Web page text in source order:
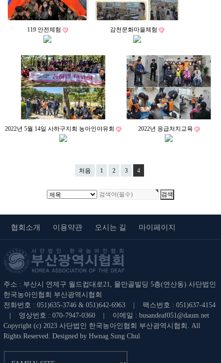
119 안전체험 감천문화마을체험
2022년 5월 14일 사하구지회 농아인야유회 2022년 응급처치교육
처음 1 2 3 4
협회소개 이용약관 오시는 길 마이페이지
주소 : 부산시 연제구 월드컵대로21, 물만골빌딩 5층(연산동) 사단법인
한국농아인협회 부산광역시협회
전화번호 : 051)635-3746 & 051)642-6963 | 팩스번호 : 051)637-4154
| 영상번호 : 070-7947-0360 | 이메일 : busandeaf051@daum.net
Copyright (c) 2023 사단법인 한국농아인협회 부산광역시협회. All
Rights Reserved. Designed by Hwnag Sung Chul